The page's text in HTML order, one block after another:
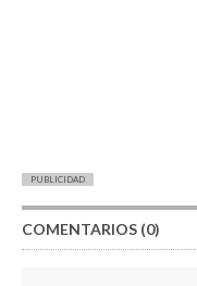
PUBLICIDAD
COMENTARIOS (0)